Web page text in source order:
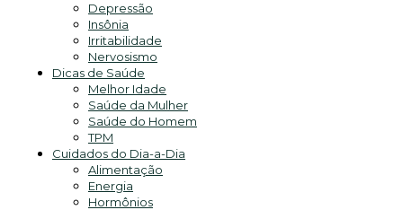
Depressão
Insônia
Irritabilidade
Nervosismo
Dicas de Saúde
Melhor Idade
Saúde da Mulher
Saúde do Homem
TPM
Cuidados do Dia-a-Dia
Alimentação
Energia
Hormônios